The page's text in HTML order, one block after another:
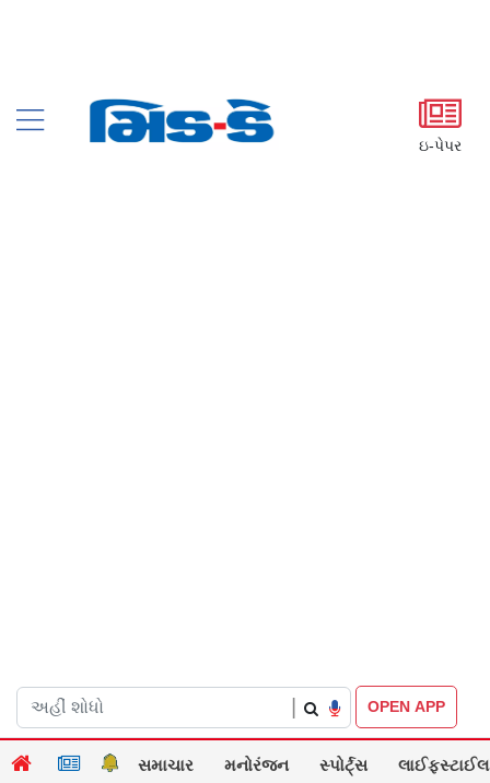
ઇ-પેપર
OPEN APP
સમાચાર મનોરંજન સ્પોર્ટ્સ લાઈફસ્ટાઈલ